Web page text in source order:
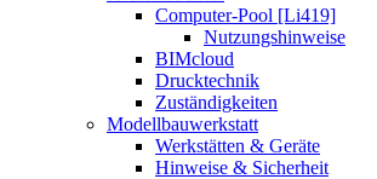
Computer-Pool [Li419]
Nutzungshinweise
BIMcloud
Drucktechnik
Zuständigkeiten
Modellbauwerkstatt
Werkstätten & Geräte
Hinweise & Sicherheit